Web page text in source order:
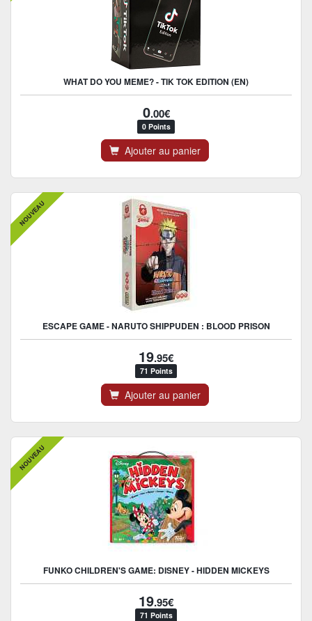
WHAT DO YOU MEME? - TIK TOK EDITION (EN)
0.00€
0 Points
Ajouter au panier
NOUVEAU
ESCAPE GAME - NARUTO SHIPPUDEN : BLOOD PRISON
19.95€
71 Points
Ajouter au panier
NOUVEAU
FUNKO CHILDREN'S GAME: DISNEY - HIDDEN MICKEYS
19.95€
71 Points